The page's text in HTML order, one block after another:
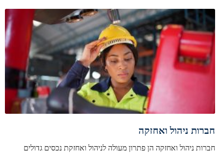
חברות ניהול ואחזקה
חברות ניהול ואחזקה הן פתרון מעולה לניהול ואחזקת נכסים גדולים